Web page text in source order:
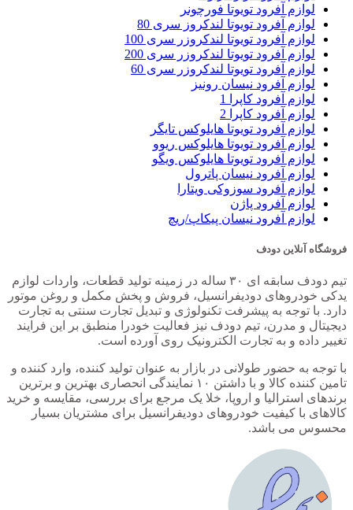
لوازم آفرود تویوتا فورچونر
لوازم آفرود تویوتا لندکروز سری 80
لوازم آفرود تویوتا لندکروزر سری 100
لوازم آفرود تویوتا لندکروزر سری 200
لوازم آفرود تویوتا لندکروزر سری 60
لوازم آفرود نیسان رونیز
لوازم آفرود کاپرا 1
لوازم آفرود کاپرا 2
لوازم آفرود تویوتا هایلوکس تایگر
لوازم آفرود تویوتا هایلوکس ریوو
لوازم آفرود تویوتا هایلوکس ویگو
لوازم آفرود نیسان پاترول
لوازم آفرود سوزوکی ویتارا
لوازم آفرود پاژن
لوازم آفرود نیسان پیکاپ/ریچ
فروشگاه آنلاین دودف
تیم دودف سابقه ای ۳۰ ساله در زمینه تولید قطعات، واردات لوازم
یدکی خودروهای دودیفرانسیل، فروش و پخش مکمل و روغن موتور
دارد. با توجه به پیشرفت تکنولوژی و تبدیل تجارت سنتی به تجارت
دیجیتال و مدرن، تیم دودف نیز فعالیت خودرا منطبق بر این فرایند
تغییر داده و به تجارت الکترونیک روی آورده است.
با توجه به حضور طولانی در بازار به عنوان تولید کننده، وارد کننده و
تامین کننده کالا و با داشتن ۱۰ نمایندگی انحصاری بهترین و برترین
برندهای استرالیا و اروپا، خلا یک مرجع برای بررسی، مقایسه و خرید
کالاهای با کیفیت خودروهای دودیفرانسیل برای مشتریان بسیار
محسوس می باشد.